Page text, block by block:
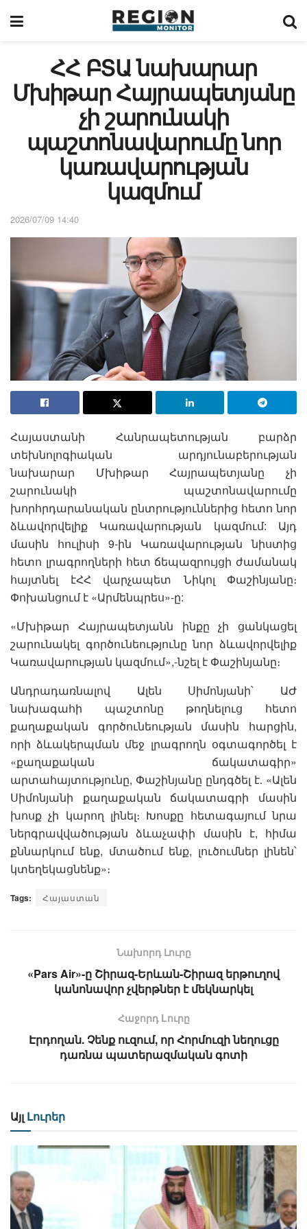
ՀՀ ԲՏԱ նախարար
Մխիթար Հայրապետյանը
չի շարունակի
պաշտոնավարումը նոր
կառավարության
կազմում
2026/07/09 14:40
Հայաստանի Հանրապետության բարձր
տեխնոլոգիական արդյունաբերության
նախարար Մխիթար Հայրապետյանը չի
շարունակի պաշտոնավարումը
խորհրդարանական ընտրություններից հետո նոր
ձևավորվելիք Կառավարության կազմում: Այդ
մասին հուլիսի 9-ին Կառավարության նիստից
հետո լրագրողների հետ ճեպազրույցի ժամանակ
հայտնել էՀՀ վարչապետ Նիկոլ Փաշինյանը։
Փոխանցում է «Արմենպրես»-ը:
«Մխիթար Հայրապետյանն ինքը չի ցանկացել
շարունակել գործունեությունը նոր ձևավորվելիք
Կառավարության կազմում»,-նշել է Փաշինյանը։
Անդրադառնալով Ալեն Սիմոնյանի՝ ԱԺ
նախագահի պաշտոնը թողնելուց հետո
քաղաքական գործունեության մասին հարցին,
որի ձևակերպման մեջ լրագրողն օգտագործել է
«քաղաքական ճակատագիր»
արտահայտությունը, Փաշինյանը ընդգծել է. «Ալեն
Սիմոնյանի քաղաքական ճակատագրի մասին
խոսք չի կարող լինել։ Խոսքը հետագայում նրա
ներգրավվածության ձևաչափի մասին է, հիմա
քննարկում ենք, մտածում ենք, լուծումներ լինեն՝
կտեղեկացնենք»։
Tags: Հայաստան
Նախորդ Լուրը
«Pars Air»-ը Շիրազ-Երևան-Շիրազ երթուղով
կանոնավոր չվերթներ է մեկնարկել
Հաջորդ Lուրը
Էրդողան. Չենք ուզում, որ Հորմուզի նեղուցը
դառնա պատերազմական գոտի
Այլ Լուրեր